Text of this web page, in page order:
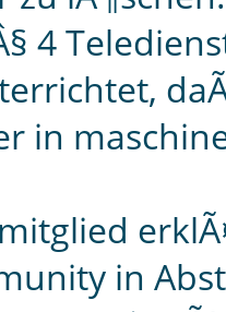
4
in
in